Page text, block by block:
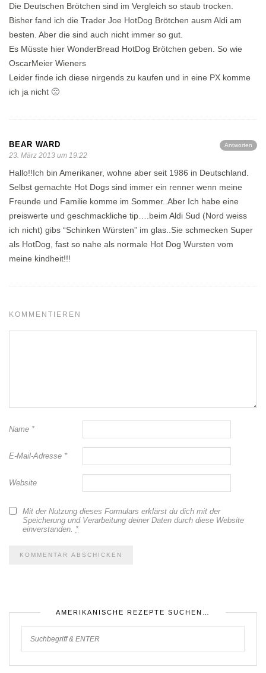
Die Deutschen Brötchen sind im Vergleich so staub trocken.
Bisher fand ich die Trader Joe HotDog Brötchen ausm Aldi am
besten. Aber die sind auch nicht immer so gut.
Es Müsste hier WonderBread HotDog Brötchen geben. So wie
OscarMeier Wieners
Leider finde ich diese nirgends zu kaufen und in eine PX komme
ich ja nicht 🙁
Antworten
BEAR WARD
23. März 2013 um 19:22
Hallo!!Ich bin Amerikaner, wohne aber seit 1986 in Deutschland.
Selbst gemachte Hot Dogs sind immer ein renner wenn meine
Freunde und Familie komme im Sommer..Aber Ich habe eine
preiswerte und geschmackliche tip….beim Aldi Sud (Nord weiss
ich nicht) gibs “Schinken Würsten” im glas..Sie schmecken Super
als HotDog, fast so nahe als normale Hot Dog Wursten vom
meine kindheit!!!
KOMMENTIEREN
Name *
E-Mail-Adresse *
Website
Mit der Nutzung dieses Formulars erklärst du dich mit der
Speicherung und Verarbeitung deiner Daten durch diese Website
einverstanden. *
AMERIKANISCHE REZEPTE SUCHEN…